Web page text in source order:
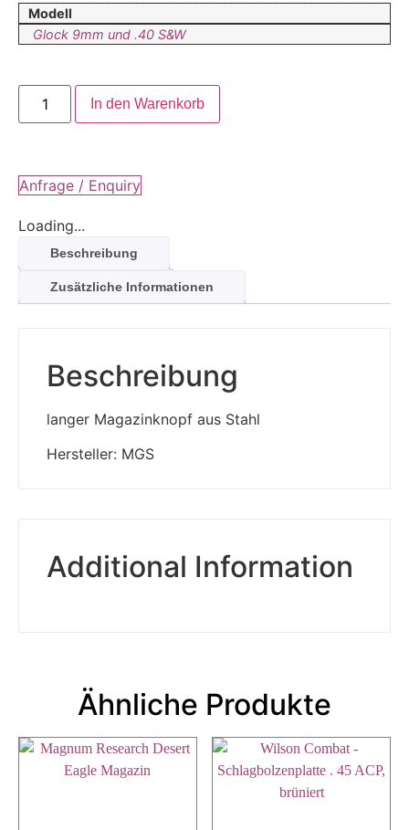
Modell
Glock 9mm und .40 S&W
In den Warenkorb
Anfrage / Enquiry
Loading...
Beschreibung
Zusätzliche Informationen
Beschreibung
langer Magazinknopf aus Stahl
Hersteller: MGS
Additional Information
Ähnliche Produkte